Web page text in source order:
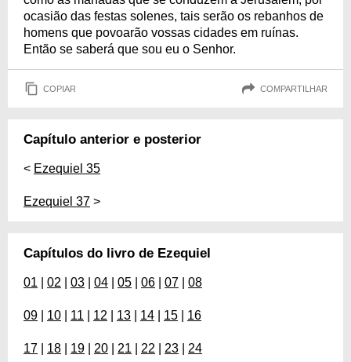
ocasião das festas solenes, tais serão os rebanhos de
homens que povoarão vossas cidades em ruínas.
Então se saberá que sou eu o Senhor.
COPIAR COMPARTILHAR
Capítulo anterior e posterior
< Ezequiel 35
Ezequiel 37 >
Capítulos do livro de Ezequiel
01 02 03 04 05 06 07 08
09 10 11 12 13 14 15 16
17 18 19 20 21 22 23 24